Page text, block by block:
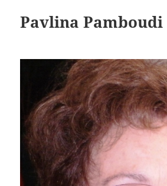
Pavlina Pamboudi